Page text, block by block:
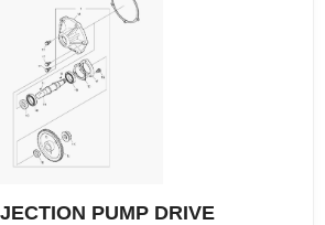
PUMP DRIVE